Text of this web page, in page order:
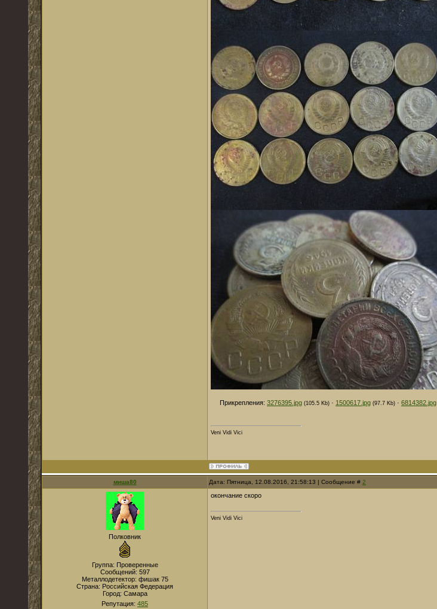
Прикрепления: 3276395.jpg (105.5 Kb) · 1500617.jpg (97.7 Kb) · 6814382.jpg
Veni Vidi Vici
миша80 Дата: Пятница, 12.08.2016, 21:58:13 | Сообщение # 2
Полковник
Группа: Проверенные
Сообщений: 597
Металлодетектор: фишак 75
Страна: Российская Федерация
Город: Самара
Репутация: 485
окончание скоро
Veni Vidi Vici